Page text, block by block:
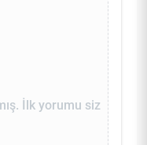
İlk yorumu siz